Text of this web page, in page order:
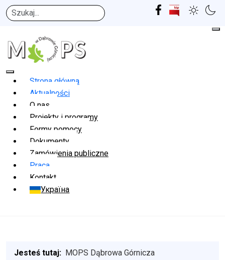
Szukaj
Strona główna
Aktualności
O nas
Projekty i programy
Formy pomocy
Dokumenty
Zamówienia publiczne
Praca
Kontakt
Україна
Jesteś tutaj: MOPS Dąbrowa Górnicza